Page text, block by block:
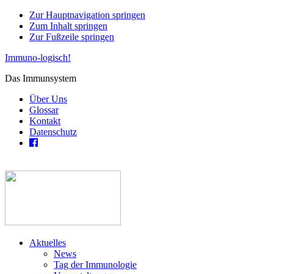
Zur Hauptnavigation springen
Zum Inhalt springen
Zur Fußzeile springen
Immuno-logisch!
Das Immunsystem
Über Uns
Glossar
Kontakt
Datenschutz
Aktuelles
News
Tag der Immunologie